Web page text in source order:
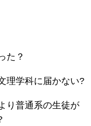
た？
理学科に届かない?
り普通系の生徒が